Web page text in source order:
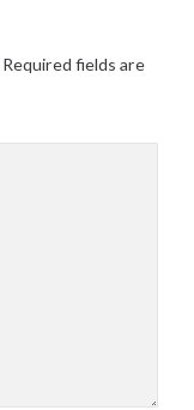
Required fields are